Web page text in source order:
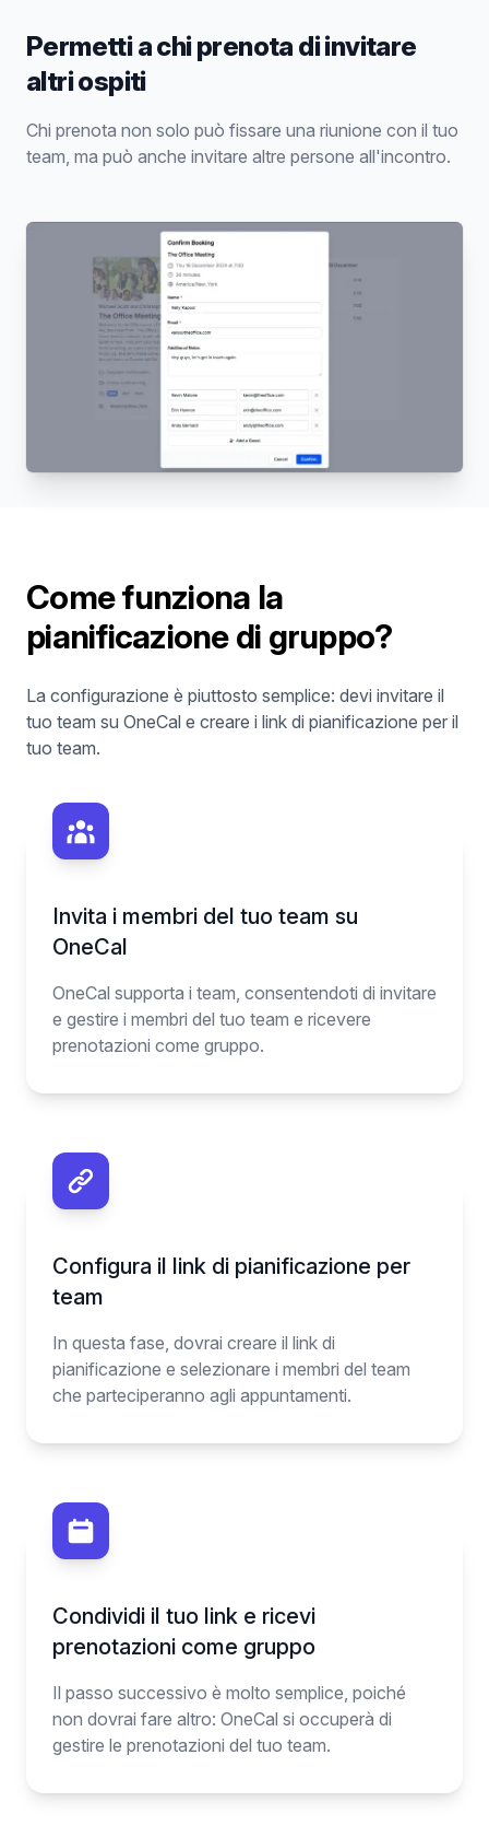
Permetti a chi prenota di invitare
altri ospiti
Chi prenota non solo può fissare una riunione con il tuo
team, ma può anche invitare altre persone all'incontro.
Come funziona la
pianificazione di gruppo?
La configurazione è piuttosto semplice: devi invitare il
tuo team su OneCal e creare i link di pianificazione per il
tuo team.
Invita i membri del tuo team su
OneCal
OneCal supporta i team, consentendoti di invitare
e gestire i membri del tuo team e ricevere
prenotazioni come gruppo.
Configura il link di pianificazione per
team
In questa fase, dovrai creare il link di
pianificazione e selezionare i membri del team
che parteciperanno agli appuntamenti.
Condividi il tuo link e ricevi
prenotazioni come gruppo
Il passo successivo è molto semplice, poiché
non dovrai fare altro: OneCal si occuperà di
gestire le prenotazioni del tuo team.